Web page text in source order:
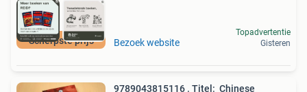
Scherpste prijs Bezoek website
Topadvertentie
Gisteren
9789043815116 . Titel: Chinese